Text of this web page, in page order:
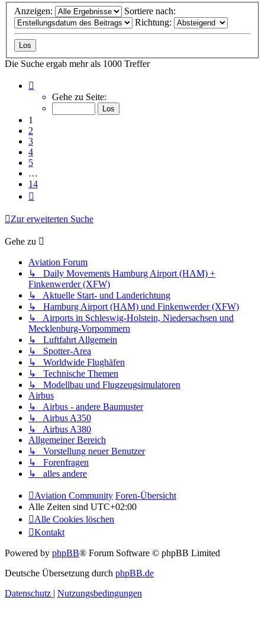
Anzeigen:
Sortiere nach:
Richtung:
Die Suche ergab mehr als 1000 Treffer
von
Gehe zu Seite:
1
2
3
4
5
…
14
Zur erweiterten Suche
Gehe zu
Aviation Forum
↳ Daily Movements Hamburg Airport (HAM) +
Finkenwerder (XFW)
↳ Aktuelle Start- und Landerichtung
↳ Hamburg Airport (HAM) und Finkenwerder (XFW)
↳ Airports in Schleswig-Holstein, Niedersachsen und
Mecklenburg-Vorpommern
↳ Luftfahrt Allgemein
↳ Spotter-Area
↳ Worldwide Flughäfen
↳ Technische Themen
↳ Modellbau und Flugzeugsimulatoren
Airbus
↳ Airbus - andere Baumuster
↳ Airbus A350
↳ Airbus A380
Allgemeiner Bereich
↳ Vorstellung neuer Benutzer
↳ Forenfragen
↳ alles andere
Aviation Community Foren-Übersicht
Alle Zeiten sind UTC+02:00
Alle Cookies löschen
Kontakt
Powered by phpBB® Forum Software © phpBB Limited
Deutsche Übersetzung durch phpBB.de
Datenschutz
Nutzungsbedingungen